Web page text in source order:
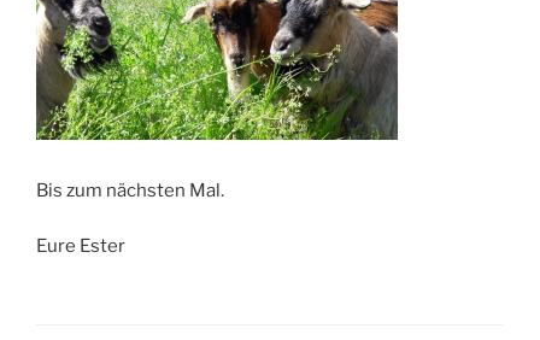
Bis zum nächsten Mal.
Eure Ester